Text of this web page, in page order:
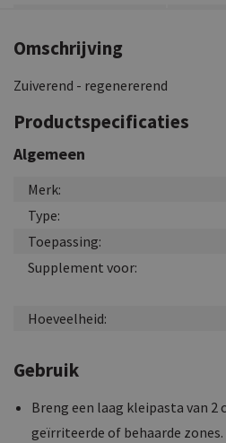
Omschrijving
Zuiverend - regenererend
Productspecificaties
Algemeen
Merk:
Type:
Toepassing:
Supplement voor:
Hoeveelheid:
Gebruik
Breng een laag kleipasta van 2
geïrriteerde of behaarde